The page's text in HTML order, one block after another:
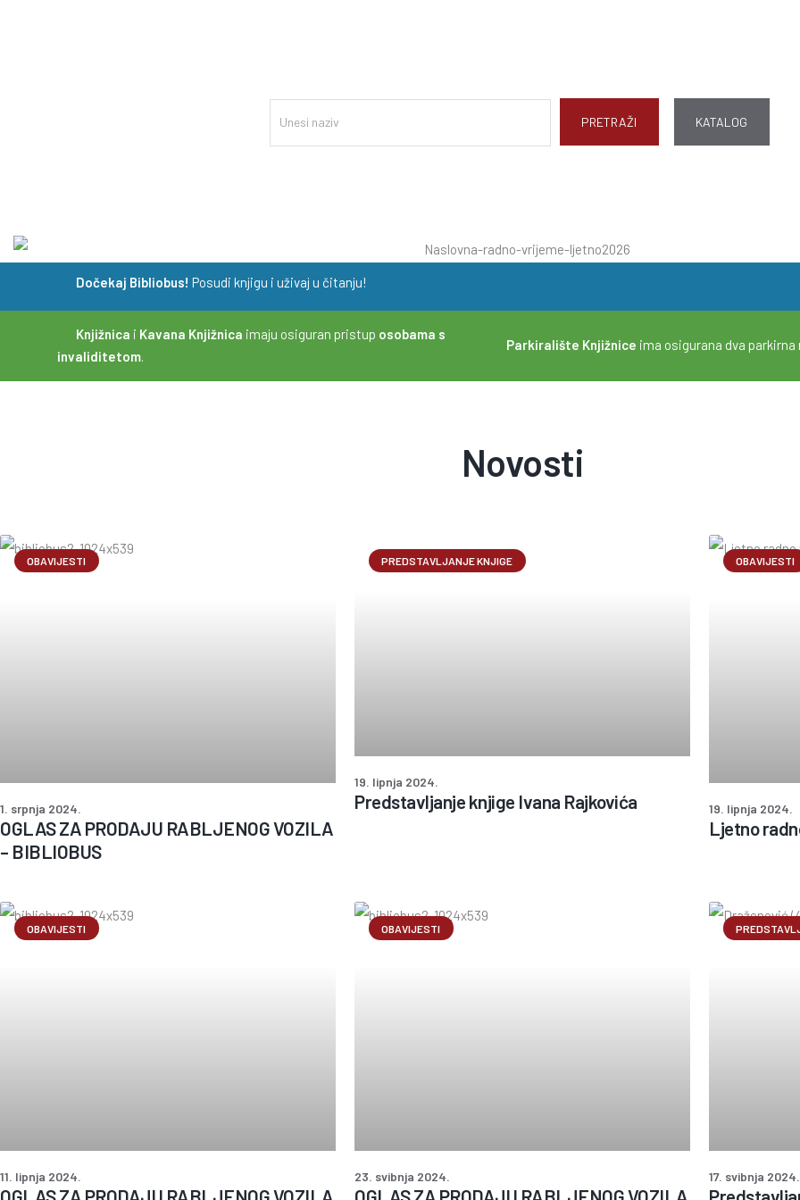
PRETRAŽI KATALOG
Dočekaj Bibliobus! Posudi knjigu i uživaj u čitanju!
Knjižnica i Kavana Knjižnica imaju osiguran pristup osobama s
invaliditetom.
Parkiralište Knjižnice ima osigurana dva
Novosti
OBAVIJESTI
OGLAS ZA PRODAJU RABLJENOG VOZILA
– BIBLIOBUS
1. srpnja 2024.
PREDSTAVLJANJE KNJIGE
Predstavljanje knjige Ivana Rajkovića
19. lipnja 2024.
OBAVIJESTI
Ljetno
19. lipnja 2024.
OBAVIJESTI
11. lipnja 2024.
OBAVIJESTI
23. svibnja 2024. 17. svibnja 2024.